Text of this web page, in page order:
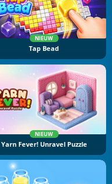
NIEUW
Tap Bead
NIEUW
Yarn Fever! Unravel Puzzle